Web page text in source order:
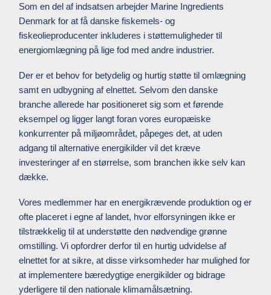
Som en del af indsatsen arbejder Marine Ingredients
Denmark for at få danske fiskemels- og
fiskeolieproducenter inkluderes i støttemuligheder til
energiomlægning på lige fod med andre industrier.
Der er et behov for betydelig og hurtig støtte til omlægning
samt en udbygning af elnettet. Selvom den danske
branche allerede har positioneret sig som et førende
eksempel og ligger langt foran vores europæiske
konkurrenter på miljøområdet, påpeges det, at uden
adgang til alternative energikilder vil det kræve
investeringer af en størrelse, som branchen ikke selv kan
dække.
Vores medlemmer har en energikrævende produktion og er
ofte placeret i egne af landet, hvor elforsyningen ikke er
tilstrækkelig til at understøtte den nødvendige grønne
omstilling. Vi opfordrer derfor til en hurtig udvidelse af
elnettet for at sikre, at disse virksomheder har mulighed for
at implementere bæredygtige energikilder og bidrage
yderligere til den nationale klimamålsætning.